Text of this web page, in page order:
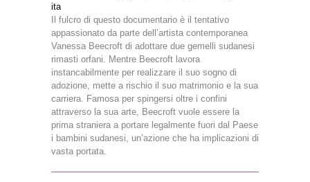
ita
Il fulcro di questo documentario è il tentativo
appassionato da parte dell’artista contemporanea
Vanessa Beecroft di adottare due gemelli sudanesi
rimasti orfani. Mentre Beecroft lavora
instancabilmente per realizzare il suo sogno di
adozione, mette a rischio il suo matrimonio e la sua
carriera. Famosa per spingersi oltre i confini
attraverso la sua arte, Beecroft vuole essere la
prima straniera a portare legalmente fuori dal Paese
i bambini sudanesi, un’azione che ha implicazioni di
vasta portata.